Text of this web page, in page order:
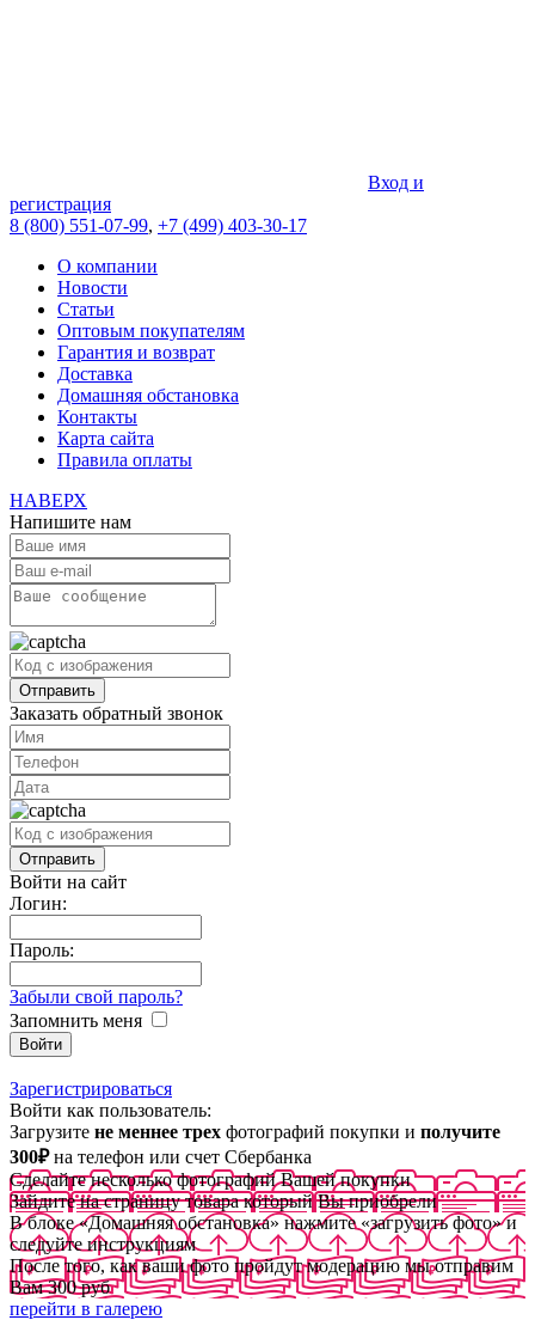
Вход и
регистрация
8 (800) 551-07-99, +7 (499) 403-30-17
О компании
Новости
Статьи
Оптовым покупателям
Гарантия и возврат
Доставка
Домашняя обстановка
Контакты
Карта сайта
Правила оплаты
НАВЕРХ
Напишите нам
Заказать обратный звонок
Войти на сайт
Логин:
Пароль:
Забыли свой пароль?
Запомнить меня
Зарегистрироваться
Войти как пользователь:
Загрузите не меннее трех фотографий покупки и получите
300₽на телефон или счет Сбербанка
Сделайте несколько фотографий Вашей покупки
Зайдите на страницу товара который Вы приобрели
В блоке «Домашняя обстановка» нажмите «загрузить фото» и
следуйте инструкциям
После того, как ваши фото пройдут модерацию мы отправим
Вам 300 руб
перейти в галерею